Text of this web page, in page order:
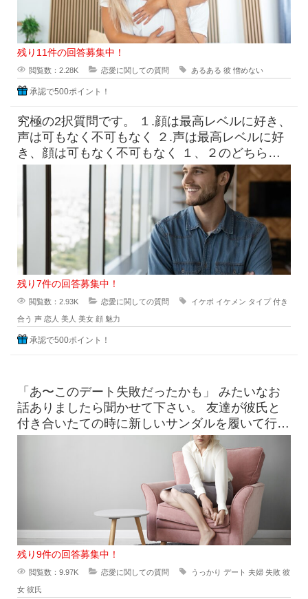
残り11件の回答募集中！
閲覧数：2.28K 恋愛に関しての質問 あるある 彼 憎めない
承認で500ポイント！
究極の2択質問です。 １.顔は最高レベルに好き、
声は可もなく不可もなく ２.声は最高レベルに好
き、顔は可もなく不可もなく １、２のどちらに
惹かれま
残り7件の回答募集中！
閲覧数：2.93K 恋愛に関しての質問 イケボ イケメン タイプ 付き
合う 声 恋人 美人 美女 顔 魅力
承認で500ポイント！
「あ〜このデート失敗だったかも」 みたいなお
話ありましたら聞かせて下さい。 友達が彼氏と
付き合いたての時に新しいサンダルを履いて行っ
たら、見事に靴擦れを
残り9件の回答募集中！
閲覧数：9.97K 恋愛に関しての質問 うっかり デート 夫婦 失敗 彼
女 彼氏